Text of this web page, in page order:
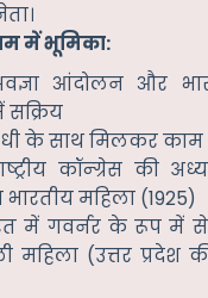
में भूमिका:
आंदोलन और
के साथ मिलकर काम
कॉन्ग्रेस की
भारतीय महिला (1925)
में गवर्नर के रूप में
महिला (उत्तर प्रदेश